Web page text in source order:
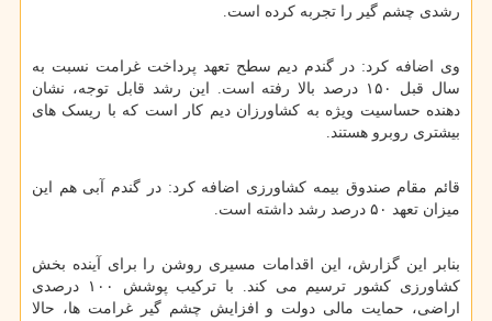
رشدی چشم گیر را تجربه کرده است.
وی اضافه کرد: در گندم دیم سطح تعهد پرداخت غرامت نسبت به
سال قبل ۱۵۰ درصد بالا رفته است. این رشد قابل توجه، نشان
دهنده حساسیت ویژه به کشاورزان دیم کار است که با ریسک های
بیشتری روبرو هستند.
قائم مقام صندوق بیمه کشاورزی اضافه کرد: در گندم آبی هم این
میزان تعهد ۵۰ درصد رشد داشته است.
بنابر این گزارش، این اقدامات مسیری روشن را برای آینده بخش
کشاورزی کشور ترسیم می کند. با ترکیب پوشش ۱۰۰ درصدی
اراضی، حمایت مالی دولت و افزایش چشم گیر غرامت ها، حالا